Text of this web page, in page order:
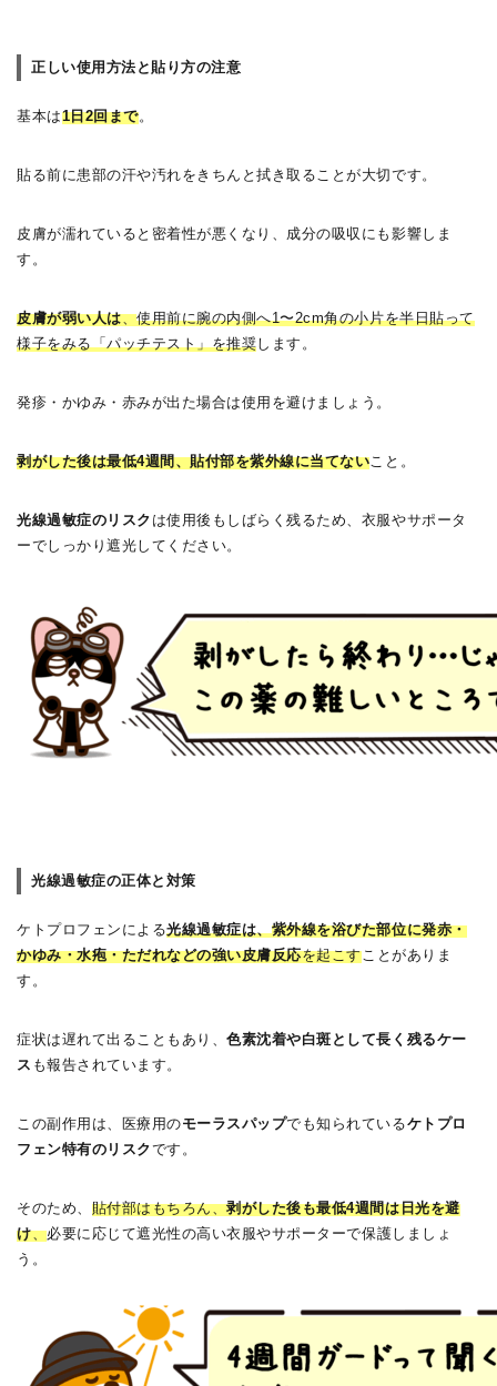
正しい使用方法と貼り方の注意
基本は1日2回まで。
貼る前に患部の汗や汚れをきちんと拭き取ることが大切です。
皮膚が濡れていると密着性が悪くなり、成分の吸収にも影響しま
す。
皮膚が弱い人は、使用前に腕の内側へ1〜2cm角の小片を半日貼って
様子をみる「パッチテスト」を推奨します。
発疹・かゆみ・赤みが出た場合は使用を避けましょう。
剥がした後は最低4週間、貼付部を紫外線に当てないこと。
光線過敏症のリスク は使用後もしばらく残るため、衣服やサポータ
ーでしっかり遮光してください。
光線過敏症の正体と対策
ケトプロフェンによる光線過敏症は、紫外線を浴びた部位に発赤・
かゆみ・水疱・ただれなどの強い皮膚反応を起こすことがありま
す。
症状は遅れて出ることもあり、色素沈着や白斑として長く残るケー
ス も報告されています。
この副作用は、医療用のモーラスパップでも知られているケトプロ
フェン特有のリスクです。
そのため、 貼付部はもちろん、剥がした後も最低4週間は日光を避
け、必要に応じて遮光性の高い衣服やサポーターで保護しましょ
う。